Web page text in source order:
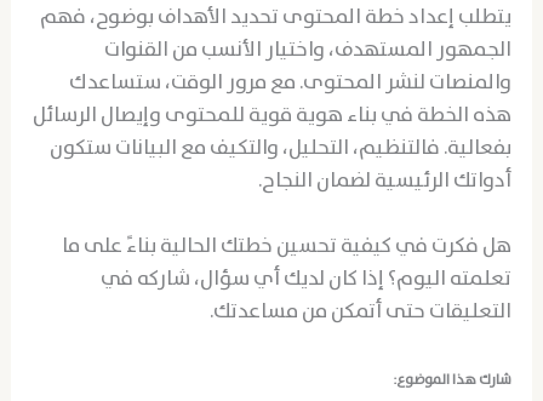
يتطلب إعداد خطة المحتوى تحديد الأهداف بوضوح، فهم
الجمهور المستهدف، واختيار الأنسب من القنوات
والمنصات لنشر المحتوى. مع مرور الوقت، ستساعدك
هذه الخطة في بناء هوية قوية للمحتوى وإيصال الرسائل
بفعالية. فالتنظيم، التحليل، والتكيف مع البيانات ستكون
أدواتك الرئيسية لضمان النجاح.
هل فكرت في كيفية تحسين خطتك الحالية بناءً على ما
تعلمته اليوم؟ إذا كان لديك أي سؤال، شاركه في
التعليقات حتى أتمكن من مساعدتك.
شارك هذا الموضوع: